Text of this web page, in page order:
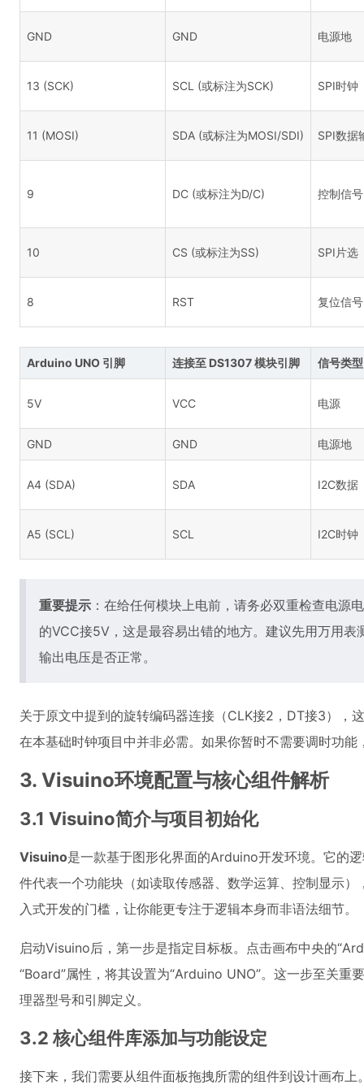
GND GND 电源地
13 (SCK) SCL (或标注为SCK) SPI时钟
11 (MOSI) SDA (或标注为MOSI/SDI) SPI数据
9 DC (或标注为D/C) 控制信号
10 CS (或标注为SS) SPI片选
8 RST 复位信号
Arduino UNO 引脚 连接至 DS1307 模块引脚 信号类型
5V VCC 电源
GND GND 电源地
A4 (SDA) SDA I2C数据
A5 (SCL) SCL I2C时钟
重要提示 ：在给任何模块上电前，请务必双重检查电源
的VCC接5V，这是最容易出错的地方。建议先用万用
输出电压是否正常。
关于原文中提到的旋转编码器连接（CLK接2，DT接3），
在本基础时钟项目中并非必需。如果你暂时不需要调时功能
3. Visuino环境配置与核心组件解析
3.1 Visuino简介与项目初始化
Visuino是一款基于图形化界面的Arduino开发环境。它的
件代表一个功能块（如读取传感器、数学运算、控制显示
入式开发的门槛，让你能更专注于逻辑本身而非语法细节。
启动Visuino后，第一步是指定目标板。点击画布中央的
“Board”属性，将其设置为“Arduino UNO”。这一步至关重
理器型号和引脚定义。
3.2 核心组件库添加与功能设定
接下来，我们需要从组件面板拖拽所需的组件到设计画布上